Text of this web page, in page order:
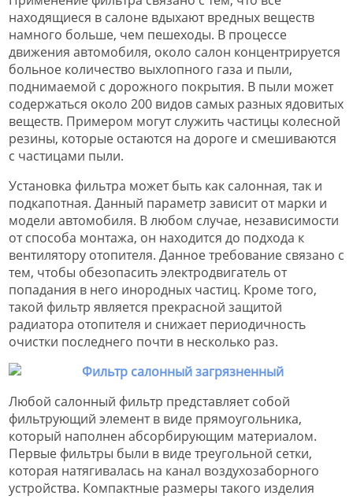
находящиеся в салоне вдыхают вредных веществ
намного больше, чем пешеходы. В процессе
движения автомобиля, около салон концентрируется
больное количество выхлопного газа и пыли,
поднимаемой с дорожного покрытия. В пыли может
содержаться около 200 видов самых разных ядовитых
веществ. Примером могут служить частицы колесной
резины, которые остаются на дороге и смешиваются
с частицами пыли.
Установка фильтра может быть как салонная, так и
подкапотная. Данный параметр зависит от марки и
модели автомобиля. В любом случае, независимости
от способа монтажа, он находится до подхода к
вентилятору отопителя. Данное требование связано с
тем, чтобы обезопасить электродвигатель от
попадания в него инородных частиц. Кроме того,
такой фильтр является прекрасной защитой
радиатора отопителя и снижает периодичность
очистки последнего почти в несколько раз.
Любой салонный фильтр представляет собой
фильтрующий элемент в виде прямоугольника,
который наполнен абсорбирующим материалом.
Первые фильтры были в виде треугольной сетки,
которая натягивалась на канал воздухозаборного
устройства. Компактные размеры такого изделия